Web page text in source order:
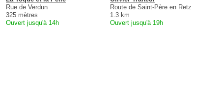
Rue de Verdun
325 mètres
Ouvert jusqu'à 14h
Route de Saint-Père en Retz
1.3 km
Ouvert jusqu'à 19h